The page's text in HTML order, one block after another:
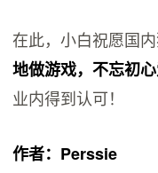
在此，小白祝愿国
地做游戏，不忘初
业内得到认可！
作者：Perssie